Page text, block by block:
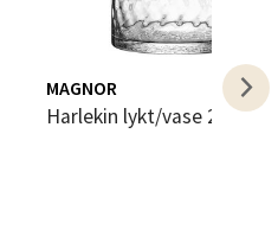
MAGNOR
Harlekin lykt/vase 24 cm